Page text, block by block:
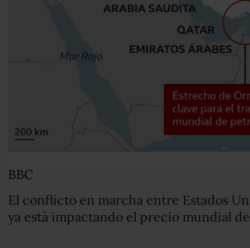
BBC
El conflicto en marcha entre Estados
ya está impactando el precio mundial